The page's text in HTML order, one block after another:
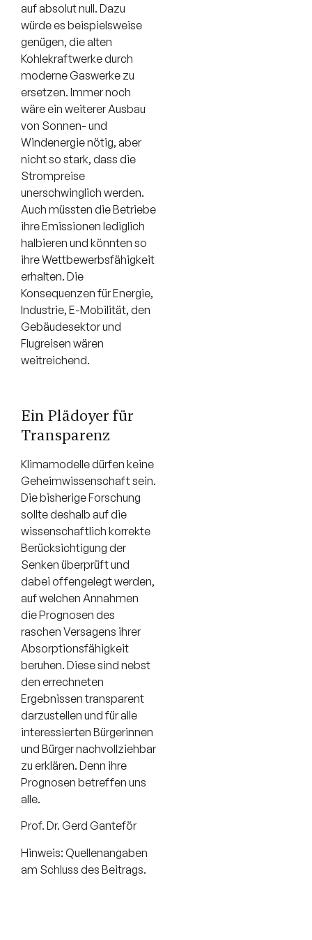
auf absolut null. Dazu
würde es beispielsweise
genügen, die alten
Kohlekraftwerke durch
moderne Gaswerke zu
ersetzen. Immer noch
wäre ein weiterer Ausbau
von Sonnen- und
Windenergie nötig, aber
nicht so stark, dass die
Strompreise
unerschwinglich werden.
Auch müssten die Betriebe
ihre Emissionen lediglich
halbieren und könnten so
ihre Wettbewerbsfähigkeit
erhalten. Die
Konsequenzen für Energie,
Industrie, E-Mobilität, den
Gebäudesektor und
Flugreisen wären
weitreichend.
Ein Plädoyer für
Transparenz
Klimamodelle dürfen keine
Geheimwissenschaft sein.
Die bisherige Forschung
sollte deshalb auf die
wissenschaftlich korrekte
Berücksichtigung der
Senken überprüft und
dabei offengelegt werden,
auf welchen Annahmen
die Prognosen des
raschen Versagens ihrer
Absorptionsfähigkeit
beruhen. Diese sind nebst
den errechneten
Ergebnissen transparent
darzustellen und für alle
interessierten Bürgerinnen
und Bürger nachvollziehbar
zu erklären. Denn ihre
Prognosen betreffen uns
alle.
Prof. Dr. Gerd Ganteför
Hinweis: Quellenangaben
am Schluss des Beitrags.